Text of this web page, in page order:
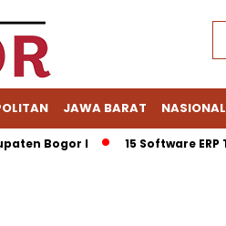
JAWA BARAT NASIONAL
Bogor I 15 Software ERP